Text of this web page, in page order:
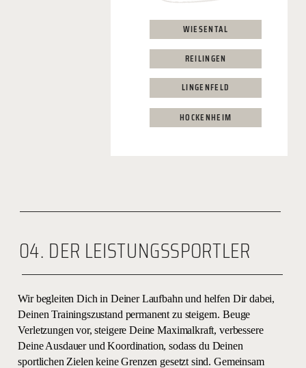
WIESENTAL
REILINGEN
LINGENFELD
HOCKENHEIM
04. DER LEISTUNGSSPORTLER
Wir begleiten Dich in Deiner Laufbahn und helfen Dir dabei,
Deinen Trainingszustand permanent zu steigern. Beuge
Verletzungen vor, steigere Deine Maximalkraft, verbessere
Deine Ausdauer und Koordination, sodass du Deinen
sportlichen Zielen keine Grenzen gesetzt sind. Gemeinsam